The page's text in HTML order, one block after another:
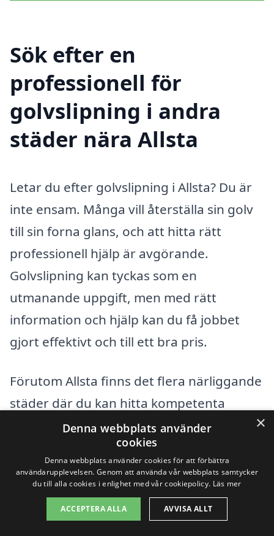
Sök efter en
professionell för
golvslipning i andra
städer nära Allsta
Letar du efter golvslipning i Allsta? Du är
inte ensam. Många vill återställa sin golv
till sin forna glans, och att hitta rätt
professionell hjälp är avgörande.
Golvslipning kan tyckas som en
utmanande uppgift, men med rätt
information och hjälp kan du få jobbet
gjort effektivt och till ett bra pris.
Förutom Allsta finns det flera närliggande
städer där du kan hitta kompetenta
företag för golvslipning. Här är några av
Sundsvall
Timrå
×
Denna webbplats använder
cookies
Denna webbplats använder cookies för att förbättra
användarupplevelsen. Genom att använda vår webbplats samtycker
du till alla cookies i enlighet med vår cookiepolicy. Läs mer
ACCEPTERA ALLA AVVISA ALLT